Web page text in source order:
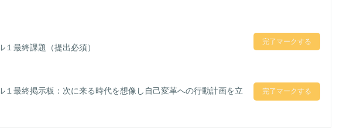
最終課題（提出必須）
完了マークする
１最終掲示板：次に来る時代を想像し自己変革への行動計画を立
完了マークする